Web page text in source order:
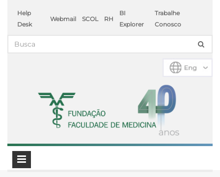
Help
Desk
Webmail SCOL RH
BI
Explorer
Trabalhe
Conosco